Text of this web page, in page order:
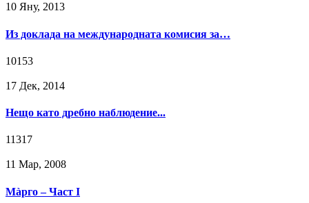
10 Яну, 2013
Из доклада на международната комисия за…
10153
17 Дек, 2014
Нещо като дребно наблюдение...
11317
11 Мар, 2008
Мàрго – Част I